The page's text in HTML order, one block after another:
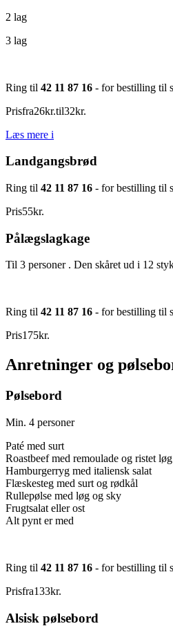
2 lag
3 lag
Ring til 42 11 87 16 - for bestilling til
Prisfra26kr.til32kr.
Læs mere i
Landgangsbrød
Ring til 42 11 87 16 - for bestilling til
Pris55kr.
Pålægslagkage
Til 3 personer . Den skåret ud i 12
Ring til 42 11 87 16 - for bestilling til
Pris175kr.
Anretninger og
Pølsebord
Min. 4 personer
Paté med surt
Roastbeef med remoulade og ristet løg
Hamburgerryg med italiensk salat
Flæskesteg med surt og rødkål
Rullepølse med løg og sky
Frugtsalat eller ost
Alt pynt er med
Ring til 42 11 87 16 - for bestilling til
Prisfra133kr.
Alsisk pølsebord